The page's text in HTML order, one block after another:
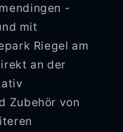
-
mit
Riegel am
an der
Zubehör von